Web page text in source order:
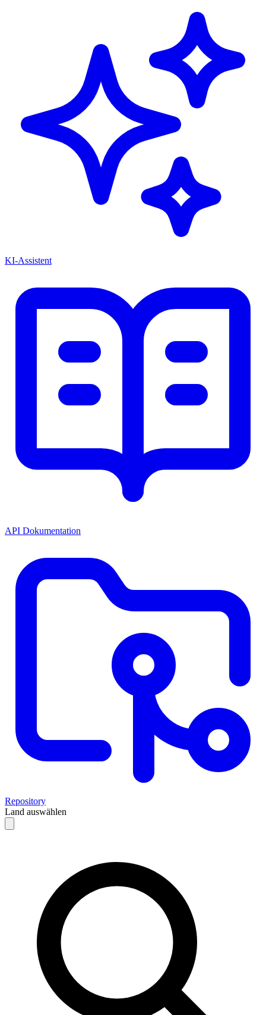
KI-Assistent
API Dokumentation
Repository
Land auswählen